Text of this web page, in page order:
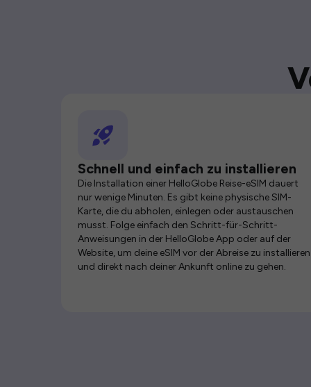
Schnell und einfach zu installieren
Die Installation einer HelloGlobe Reise-eSIM dauert
nur wenige Minuten. Es gibt keine physische SIM-
Karte, die du abholen, einlegen oder austauschen
musst. Folge einfach den Schritt-für-Schritt-
Anweisungen in der HelloGlobe App oder auf der
Website, um deine eSIM vor der Abreise zu installieren
und direkt nach deiner Ankunft online zu gehen.